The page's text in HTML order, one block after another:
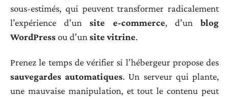
sous-estimés, qui peuvent transformer radicalement
l’expérience d’unsite e-commerce, d’unblog
WordPressou d’un site vitrine.
Prenez le temps de vérifier si l’hébergeur propose des
sauvegardes automatiques. Un serveur qui plante,
une mauvaise manipulation, et tout le contenu peut